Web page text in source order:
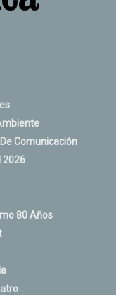
Comunicación
2026
80 Años